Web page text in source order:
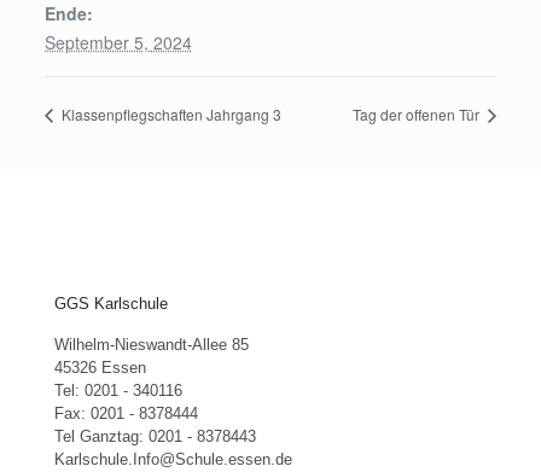
Ende:
September 5, 2024
Klassenpflegschaften Jahrgang 3 Tag der offenen Tür
GGS Karlschule
Wilhelm-Nieswandt-Allee 85
45326 Essen
Tel: 0201 - 340116
Fax: 0201 - 8378444
Tel Ganztag: 0201 - 8378443
Karlschule.Info@Schule.essen.de